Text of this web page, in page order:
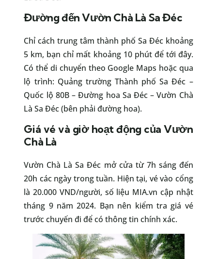
Đường đến Vườn Chà Là Sa Đéc
Chỉ cách trung tâm thành phố Sa Đéc khoảng
5 km, bạn chỉ mất khoảng 10 phút để tới đây.
Có thể di chuyển theo Google Maps hoặc qua
lộ trình: Quảng trường Thành phố Sa Đéc –
Quốc lộ 80B – Đường hoa Sa Đéc – Vườn Chà
Là Sa Đéc (bên phải đường hoa).
Giá vé và giờ hoạt động của Vườn
Chà Là
Vườn Chà Là Sa Đéc mở cửa từ 7h sáng đến
20h các ngày trong tuần. Hiện tại, vé vào cổng
là 20.000 VND/người, số liệu MIA.vn cập nhật
tháng 9 năm 2024. Bạn nên kiểm tra giá vé
trước chuyến đi để có thông tin chính xác.